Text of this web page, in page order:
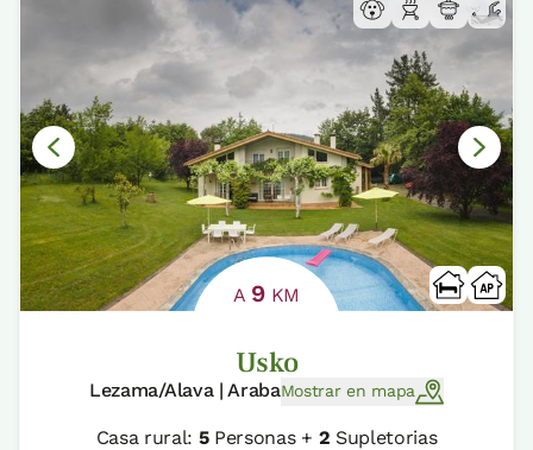
A 9 KM
Usko
Lezama/Alava | ArabaMostrar en mapa
Casa rural: 5Personas + 2 Supletorias